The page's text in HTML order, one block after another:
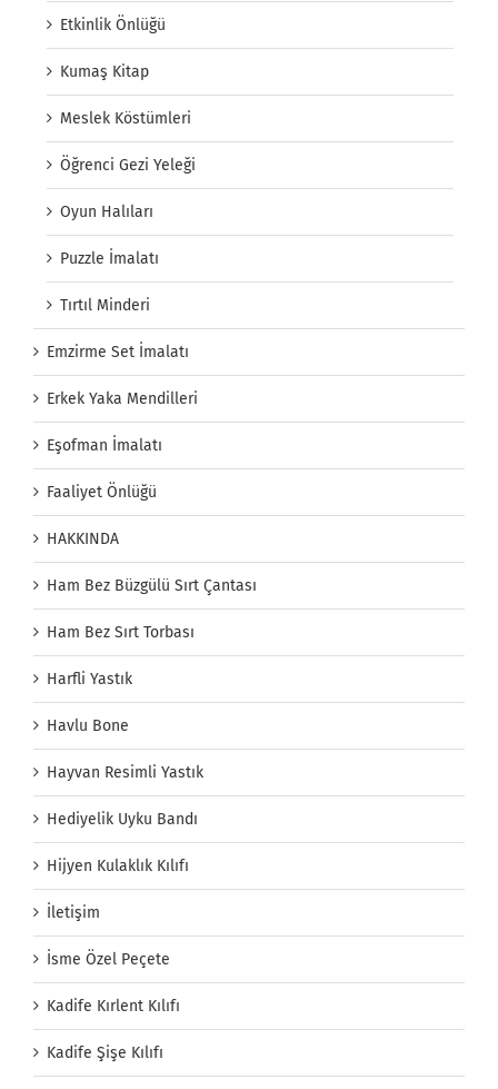
Etkinlik Önlüğü
Kumaş Kitap
Meslek Köstümleri
Öğrenci Gezi Yeleği
Oyun Halıları
Puzzle İmalatı
Tırtıl Minderi
Emzirme Set İmalatı
Erkek Yaka Mendilleri
Eşofman İmalatı
Faaliyet Önlüğü
HAKKINDA
Ham Bez Büzgülü Sırt Çantası
Ham Bez Sırt Torbası
Harfli Yastık
Havlu Bone
Hayvan Resimli Yastık
Hediyelik Uyku Bandı
Hijyen Kulaklık Kılıfı
İletişim
İsme Özel Peçete
Kadife Kırlent Kılıfı
Kadife Şişe Kılıfı